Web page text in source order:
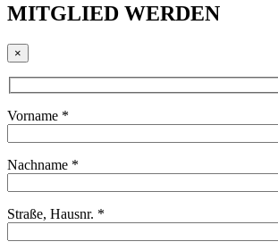
MITGLIED WERDEN
×
Vorname *
Nachname *
Straße, Hausnr. *